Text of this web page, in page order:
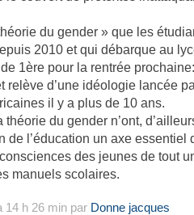
du gender » que les
2010 et qui débarque au
1ère pour la rentrée
relève d’une idéologie lancée
il y a plus de 10 ans.
théorie du gender n’ont,
de l’éducation un axe essentiel
des jeunes de tout
manuels scolaires.
14 h 26 min par Donne jacques